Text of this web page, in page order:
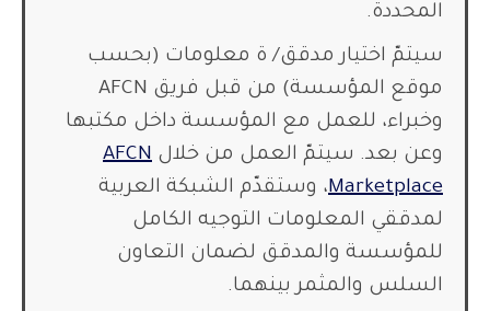
المحددة.
سيتمّ اختيار مدقق/ ة معلومات (بحسب
موقع المؤسسة) من قبل فريق AFCN
وخبراء، للعمل مع المؤسسة داخل مكتبها
وعن بعد. سيتمّ العمل من خلال AFCN
Marketplace، وستقدّم الشبكة العربية
لمدققي المعلومات التوجيه الكامل
للمؤسسة والمدقق لضمان التعاون
السلس والمثمر بينهما.